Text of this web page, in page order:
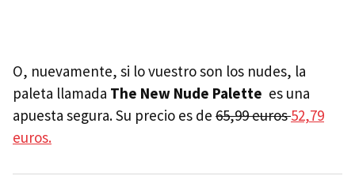
O, nuevamente, si lo vuestro son los nudes, la
paleta llamada The New Nude Palette es una
apuesta segura. Su precio es de 65,99 euros52,79
euros.